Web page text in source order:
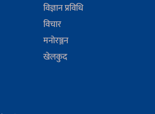
विज्ञान प्रविधि
विचार
मनोरञ्जन
खेलकुद